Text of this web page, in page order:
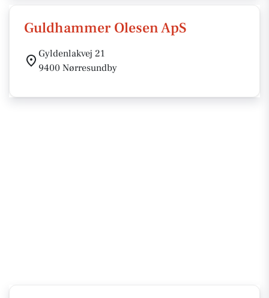
Guldhammer Olesen ApS
Gyldenlakvej 21
9400 Nørresundby